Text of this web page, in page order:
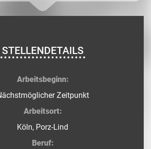
STELLENDETAILS
Arbeitsbeginn:
Zeitpunkt
Arbeitsort:
Köln, Porz-Lind
Beruf: